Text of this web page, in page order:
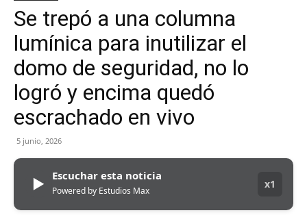
Se trepó a una columna
lumínica para inutilizar el
domo de seguridad, no lo
logró y encima quedó
escrachado en vivo
5 junio, 2026
▶ Escuchar esta noticia
Powered by Estudios Max
x1